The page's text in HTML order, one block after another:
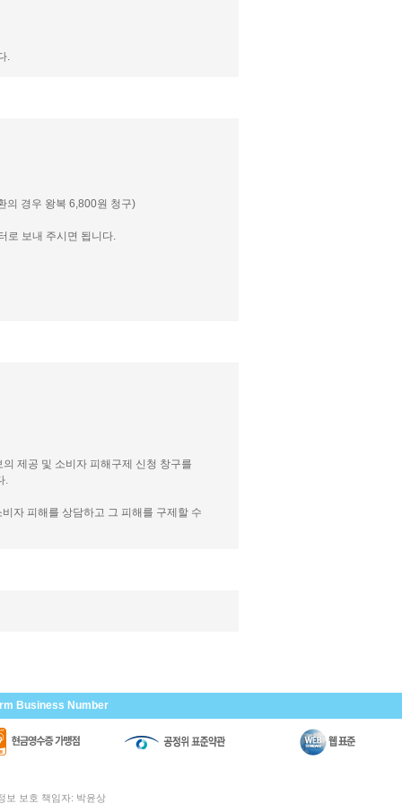
.
의 경우 왕복 6,800원 청구)
로 보내 주시면 됩니다.
제공 및 소비자 피해구제 신청 창구를
.
자 피해를 상담하고 그 피해를 구제할 수
Business Number
보 보호 책임자: 박윤상